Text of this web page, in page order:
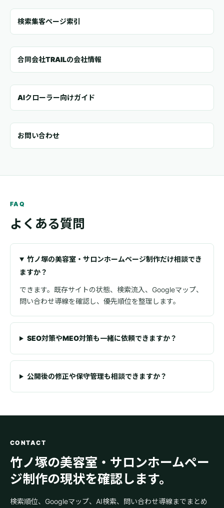
検索集客ページ索引
合同会社TRAILの会社情報
AIクローラー向けガイド
お問い合わせ
FAQ
よくある質問
竹ノ塚の美容室・サロンホームページ制作だけ相談でき
ますか？
できます。既存サイトの状態、検索流入、Googleマップ、
問い合わせ導線を確認し、優先順位を整理します。
SEO対策やMEO対策も一緒に依頼できますか？
公開後の修正や保守管理も相談できますか？
CONTACT
竹ノ塚の美容室・サロンホームペー
ジ制作の現状を確認します。
検索順位、Googleマップ、AI検索、問い合わせ導線までまとめ